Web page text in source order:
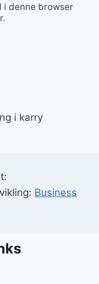
i denne browser
i karry
Business